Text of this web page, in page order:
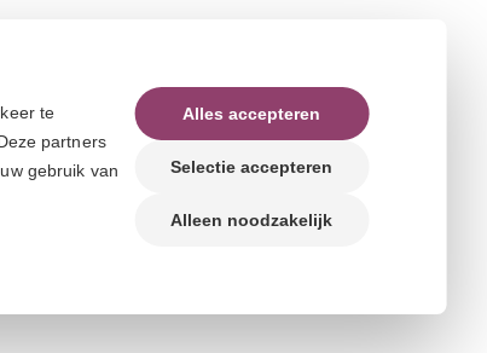
te
partners
gebruik van
Alles accepteren
Selectie accepteren
Alleen noodzakelijk